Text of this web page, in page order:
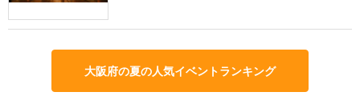
大阪府の夏の人気イベントランキング